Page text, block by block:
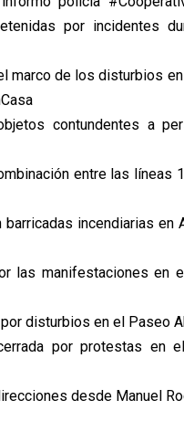
por incidentes
marco de los disturbios
contundentes a
entre las líneas
incendiarias en
las manifestaciones en
disturbios en el Paseo
por protestas en
desde Manuel